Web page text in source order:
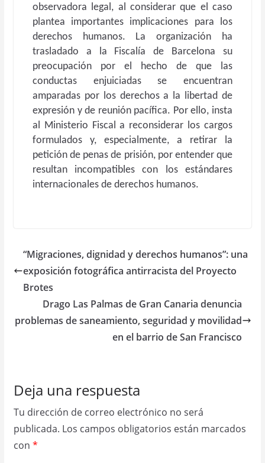
observadora legal, al considerar que el caso
plantea importantes implicaciones para los
derechos humanos. La organización ha
trasladado a la Fiscalía de Barcelona su
preocupación por el hecho de que las
conductas enjuiciadas se encuentran
amparadas por los derechos a la libertad de
expresión y de reunión pacífica. Por ello, insta
al Ministerio Fiscal a reconsiderar los cargos
formulados y, especialmente, a retirar la
petición de penas de prisión, por entender que
resultan incompatibles con los estándares
internacionales de derechos humanos.
“Migraciones, dignidad y derechos humanos”: una
exposición fotográfica antirracista del Proyecto
Brotes
Drago Las Palmas de Gran Canaria denuncia
problemas de saneamiento, seguridad y movilidad
en el barrio de San Francisco
Deja una respuesta
Tu dirección de correo electrónico no será
publicada. Los campos obligatorios están marcados
con *